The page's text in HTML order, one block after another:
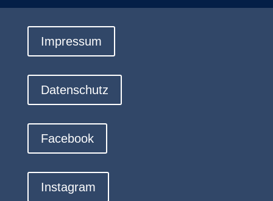
Impressum
Datenschutz
Facebook
Instagram